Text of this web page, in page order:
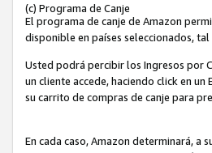
(c) Programa de Canje
El programa de canje de Amazon
disponible en países seleccionados, tal
Usted podrá percibir los Ingresos por
un cliente accede, haciendo click en
su carrito de compras de canje para
En cada caso, Amazon determinará, a